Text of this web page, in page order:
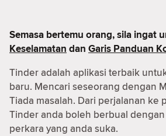
Semasa bertemu orang, sila ingat
Keselamatan dan Garis Panduan
Tinder adalah aplikasi terbaik
baru. Mencari seseorang dengan
Tiada masalah. Dari perjalanan ke
Tinder anda boleh berbual
perkara yang anda suka.